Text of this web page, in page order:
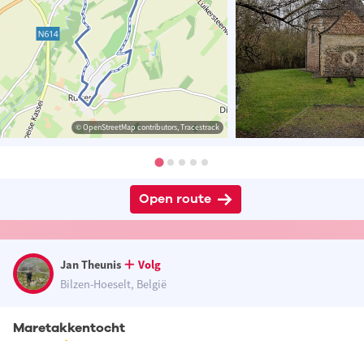
© OpenStreetMap contributors, Tracestrack
Open route
Jan Theunis
Volg
Bilzen-Hoeselt, België
Maretakkentocht